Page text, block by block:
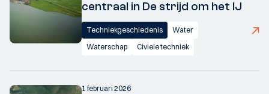
centraal in De strijd om het IJ
Techniekgeschiedenis
Water
Waterschap
Civiele techniek
1 februari 2026